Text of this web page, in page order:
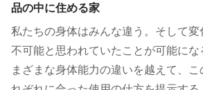
品の中に住める家
私たちの身体はみんな違う。そして
不可能と思われていたことが可能にな
まざまな身体能力の違いを越えて、